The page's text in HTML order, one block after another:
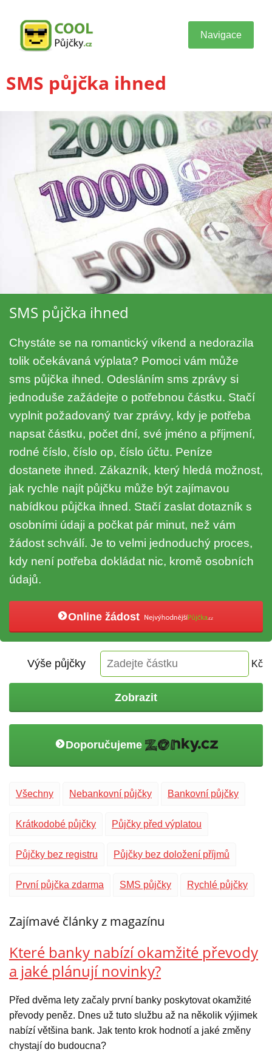
Navigace
SMS půjčka ihned
SMS půjčka ihned
Chystáte se na romantický víkend a nedorazila
tolik očekávaná výplata? Pomoci vám může
sms půjčka ihned. Odesláním sms zprávy si
jednoduše zažádejte o potřebnou částku. Stačí
vyplnit požadovaný tvar zprávy, kdy je potřeba
napsat částku, počet dní, své jméno a příjmení,
rodné číslo, číslo op, číslo účtu. Peníze
dostanete ihned. Zákazník, který hledá možnost,
jak rychle najít půjčku může být zajímavou
nabídkou půjčka ihned. Stačí zaslat dotazník s
osobními údaji a počkat pár minut, než vám
žádost schválí. Je to velmi jednoduchý proces,
kdy není potřeba dokládat nic, kromě osobních
údajů.
Online žádost
Výše půjčky Kč
Zobrazit
Doporučujeme
Všechny Nebankovní půjčky Bankovní půjčky
Krátkodobé půjčky Půjčky před výplatou
Půjčky bez registru Půjčky bez doložení příjmů
První půjčka zdarma SMS půjčky Rychlé půjčky
Zajímavé články z magazínu
Které banky nabízí okamžité převody
a jaké plánují novinky?
Před dvěma lety začaly první banky poskytovat okamžité
převody peněz. Dnes už tuto službu až na několik výjimek
nabízí většina bank. Jak tento krok hodnotí a jaké změny
chystají do budoucna?